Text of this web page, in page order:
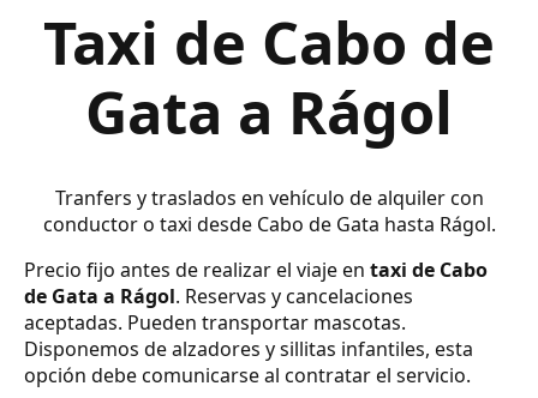
Taxi de Cabo de
Gata a Rágol
Tranfers y traslados en vehículo de alquiler con
conductor o taxi desde Cabo de Gata hasta Rágol.
Precio fijo antes de realizar el viaje en taxi de Cabo
de Gata a Rágol. Reservas y cancelaciones
aceptadas. Pueden transportar mascotas.
Disponemos de alzadores y sillitas infantiles, esta
opción debe comunicarse al contratar el servicio.